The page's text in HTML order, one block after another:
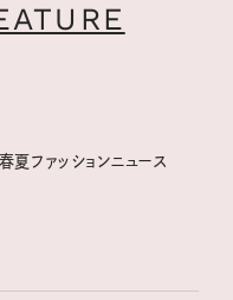
夏ファッションニュース